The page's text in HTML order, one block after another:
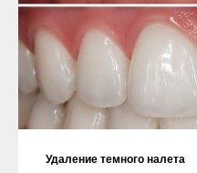
Удаление темного налета